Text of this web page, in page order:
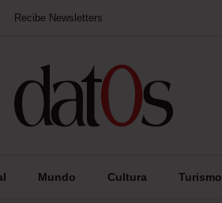
Recibe Newsletters
Mundo Cultura Turismo